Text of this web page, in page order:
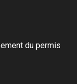
du permis